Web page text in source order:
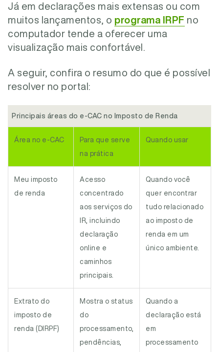
Já em declarações mais extensas ou com
muitos lançamentos, o programa IRPF no
computador tende a oferecer uma
visualização mais confortável.
A seguir, confira o resumo do que é possível
resolver no portal:
Principais áreas do e-CAC no Imposto de Renda
Área no e-CAC
Para que serve
na prática
Quando usar
Meu imposto
de renda
Acesso
concentrado
aos serviços do
IR, incluindo
declaração
online e
caminhos
principais.
Quando você
quer encontrar
tudo relacionado
ao imposto de
renda em um
único ambiente.
Extrato do
imposto de
renda (DIRPF)
Mostra o status
do
processamento,
pendências,
Quando a
declaração está
em
processamento